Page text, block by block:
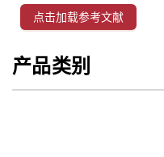
点击加载参考文献
产品类别